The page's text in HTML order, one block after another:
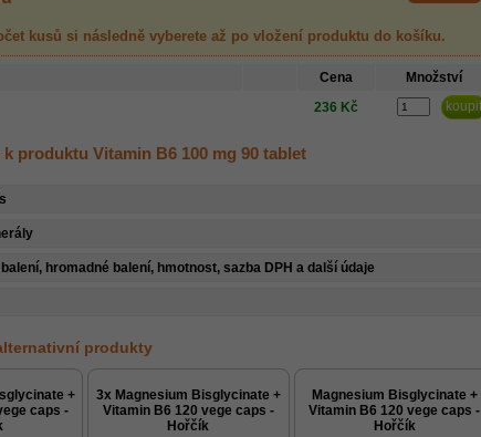
kusů si následně vyberete až po vložení produktu do košíku.
Cena Množství
236 Kč
produktu Vitamin B6 100 mg 90 tablet
hromadné balení, hmotnost, sazba DPH a další údaje
produkty
+
caps -
3x Magnesium Bisglycinate +
Vitamin B6 120 vege caps -
Hořčík
Magnesium Bisglycinate +
Vitamin B6 120 vege caps -
Hořčík